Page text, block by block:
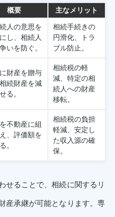
概要 主なメリット
人の意思を
し、相続人
いを防ぐ。
相続手続きの
円滑化、トラ
ブル防止。
財産を贈与
続財産を減
る。
相続税の軽
減、特定の相
続人への財産
移転。
不動産に組
、評価額を
。
相続税の負担
軽減、安定し
た収入源の確
保。
せることで、相続に関するリ
産承継が可能となります。専